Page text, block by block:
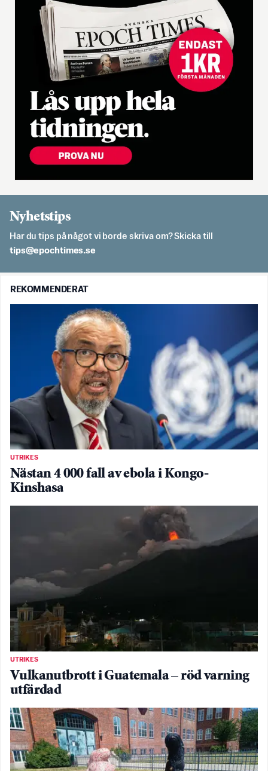
Nyhetstips
Har du tips på något vi borde skriva om? Skicka till
es.semithcope@spit
REKOMMENDERAT
UTRIKES
Nästan 4 000 fall av ebola i Kongo-
Kinshasa
UTRIKES
Vulkanutbrott i Guatemala – röd varning
utfärdad